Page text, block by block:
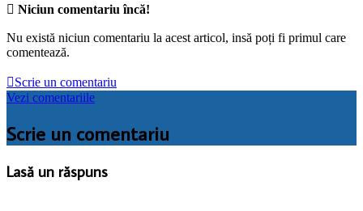
 Niciun comentariu încă!
Nu există niciun comentariu la acest articol, insă poți fi primul care
comentează.
Scrie un comentariu
Vezi comentariile
Scrie un comentariu
Lasă un răspuns